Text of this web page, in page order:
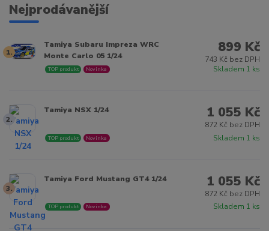
Nejprodávanější
1.
Tamiya Subaru Impreza WRC
Monte Carlo 05 1/24
Skladem 1 ks
TOP produkt Novinka
899 Kč
743 Kč bez DPH
2.
Tamiya NSX 1/24
Skladem 1 ks
TOP produkt Novinka
1 055 Kč
872 Kč bez DPH
3.
Tamiya Ford Mustang GT4 1/24
Skladem 1 ks
TOP produkt Novinka
1 055 Kč
872 Kč bez DPH